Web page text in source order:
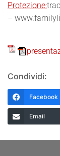
Protezione:
–
Condividi:
Facebook
Email